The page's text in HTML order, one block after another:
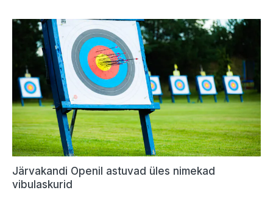
Järvakandi Openil astuvad üles nimekad
vibulaskurid